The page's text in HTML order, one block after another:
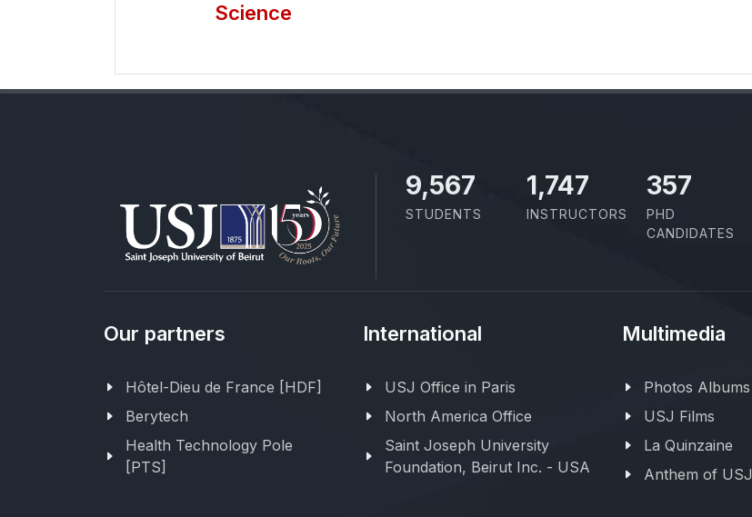
Science
11,418
STUDENTS
2,086
INSTRUCTORS
426
PHD
CANDIDATES
Our partners
Hôtel-Dieu de France [HDF]
Berytech
Health Technology Pole
[PTS]
International
USJ Office in Paris
North America Office
Saint Joseph University
Foundation, Beirut Inc. - USA
Multimedia
Photos Albums
USJ Films
La Quinzaine
Anthem of USJ